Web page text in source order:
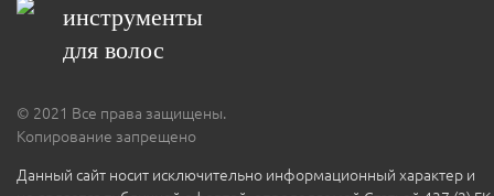
инструменты
для волос
© 2021 Все права защищены.
Копирование запрещено
Данный сайт носит исключительно информационный характер и